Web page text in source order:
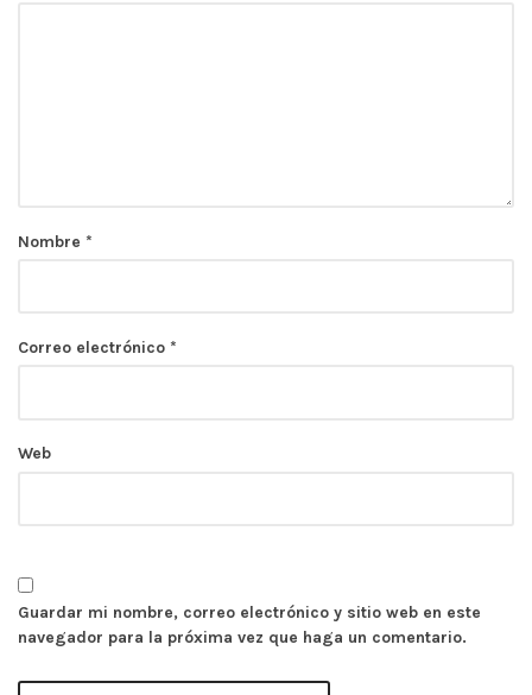
Nombre *
Correo electrónico *
Web
Guardar mi nombre, correo electrónico y sitio web en este
navegador para la próxima vez que haga un comentario.